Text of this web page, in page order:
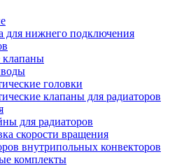
для нижнего подключения
клапаны
головки
клапаны для радиаторов
для радиаторов
скорости вращения
внутрипольных конвекторов
комплекты